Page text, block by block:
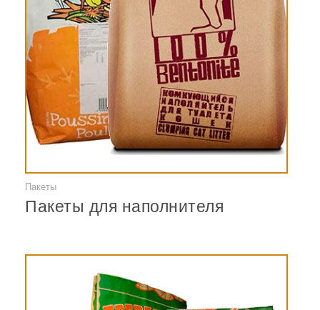
Пакеты
Пакеты для наполнителя